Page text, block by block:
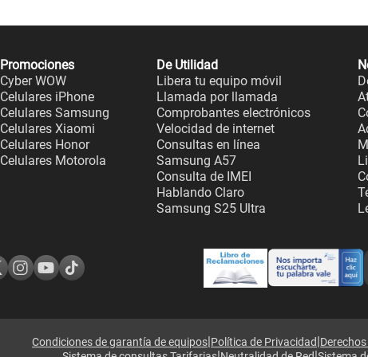
Promociones
Cyber WOW
Celulares iPhone
Celulares Samsung
Celulares Xiaomi
Celulares Honor
Celulares Motorola
De Utilidad
Libera tu equipo móvil
Llamada por llamada
Comprobantes electrónicos
Velocidad de internet
Consultas en línea
Samsung A57
Consulta de IMEI
Hablando Claro
Samsung S25 Ultra
Condiciones de garantía de equipos|Política de Privacidad|Derechos